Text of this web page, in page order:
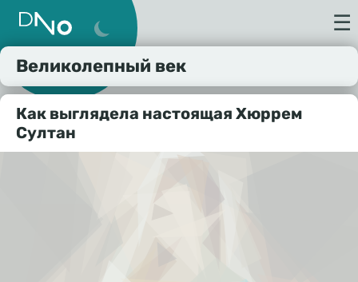
☰
Великолепный век
Как выглядела настоящая Хюррем
Султан